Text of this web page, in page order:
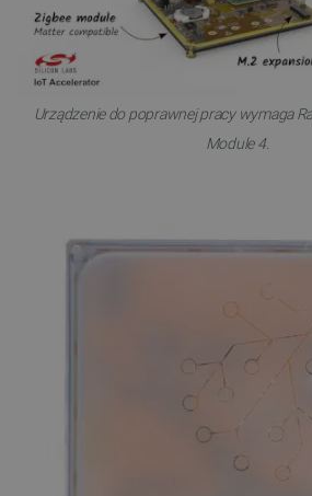
Urządzenie do poprawnej pracy wymaga
Module 4.